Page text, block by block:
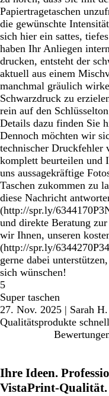
Papiertragetaschen
die gewünschte
sich hier ein sattes,
haben Ihr Anliegen
drucken, entsteht der
aktuell aus einem
manchmal gräulich
Schwarzdruck zu
rein auf den
Details dazu finden Sie
Dennoch möchten wir
technischer
komplett beurteilen und
uns aussagekräftige
Taschen zukommen zu
diese Nachricht
(http://spr.ly/
und direkte Beratung
wir Ihnen, unseren
(http://spr.ly/
gerne dabei
sich wünschen!
5
Super taschen
27. Nov. 2025 | Sarah H.
Qualitätsprodukte
Ihre Ideen.
VistaPrint-Qualität.